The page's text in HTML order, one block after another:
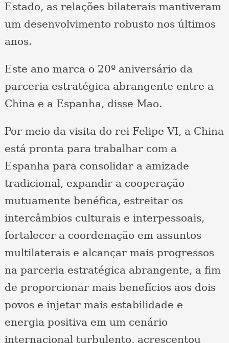
Estado, as relações bilaterais mantiveram
um desenvolvimento robusto nos últimos
anos.
Este ano marca o 20º aniversário da
parceria estratégica abrangente entre a
China e a Espanha, disse Mao.
Por meio da visita do rei Felipe VI, a China
está pronta para trabalhar com a
Espanha para consolidar a amizade
tradicional, expandir a cooperação
mutuamente benéfica, estreitar os
intercâmbios culturais e interpessoais,
fortalecer a coordenação em assuntos
multilaterais e alcançar mais progressos
na parceria estratégica abrangente, a fim
de proporcionar mais benefícios aos dois
povos e injetar mais estabilidade e
energia positiva em um cenário
internacional turbulento, acrescentou